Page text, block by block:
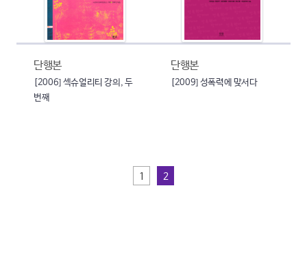
단행본
[2006] 섹슈얼리티 강의, 두
번째
단행본
[2009] 성폭력에 맞서다
1 2